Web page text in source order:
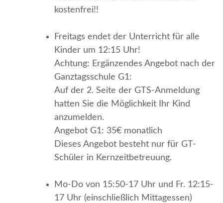
kostenfrei!!
Freitags endet der Unterricht für alle
Kinder um 12:15 Uhr!
Achtung: Ergänzendes Angebot nach der
Ganztagsschule G1:
Auf der 2. Seite der GTS-Anmeldung
hatten Sie die Möglichkeit Ihr Kind
anzumelden.
Angebot G1: 35€ monatlich
Dieses Angebot besteht nur für GT-
Schüler in Kernzeitbetreuung.
Mo-Do von 15:50-17 Uhr und Fr. 12:15-
17 Uhr (einschließlich Mittagessen)